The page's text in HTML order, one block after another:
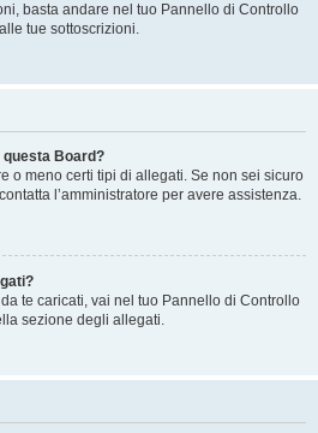
basta andare nel tuo Pannello di Controllo
tue sottoscrizioni.
Board?
o meno certi tipi di allegati. Se non sei sicuro
l’amministratore per avere assistenza.
te caricati, vai nel tuo Pannello di Controllo
sezione degli allegati.